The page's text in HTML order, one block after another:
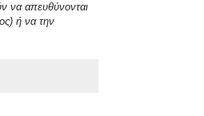
να απευθύνονται
ή να την